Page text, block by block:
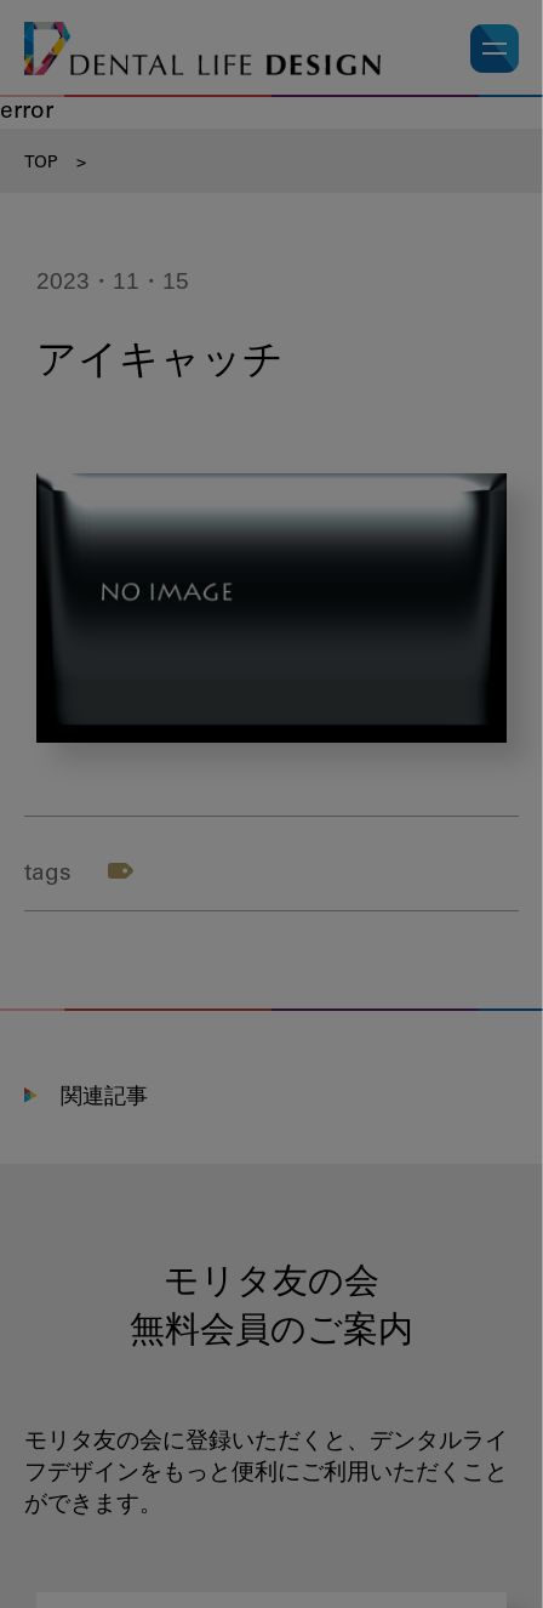
error
TOP >
2023・11・15
アイキャッチ
キ
ッ
チ
tags
関連記事
モリタ友の会
無料会員のご案内
モリタ友の会に登録いただくと、デンタルライ
フデザインをもっと便利にご利用いただくこと
ができます。